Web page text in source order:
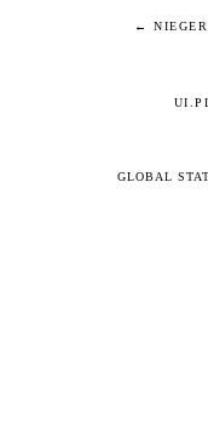
← NIEGER
GLOBAL